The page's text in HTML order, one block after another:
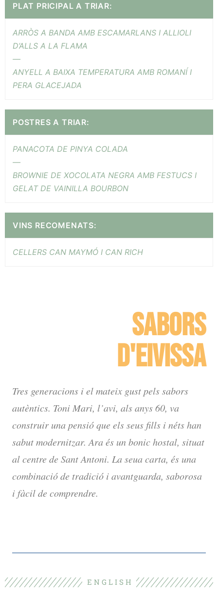
PLAT PRICIPAL A TRIAR:
ARRÒS A BANDA AMB ESCAMARLANS I ALLIOLI
D’ALLS A LA FLAMA
—
ANYELL A BAIXA TEMPERATURA AMB ROMANÍ I
PERA GLACEJADA
POSTRES A TRIAR:
PANACOTA DE PINYA COLADA
—
BROWNIE DE XOCOLATA NEGRA AMB FESTUCS I
GELAT DE VAINILLA BOURBON
VINS RECOMENATS:
CELLERS CAN MAYMÓ I CAN RICH
SABORS
D'EIVISSA
Tres generacions i el mateix gust pels sabors
autèntics. Toni Mari, l’avi, als anys 60, va
construir una pensió que els seus fills i néts han
sabut modernitzar. Ara és un bonic hostal, situat
al centre de Sant Antoni. La seua carta, és una
combinació de tradició i avantguarda, saborosa
i fàcil de comprendre.
E N G L I S H